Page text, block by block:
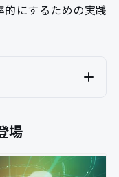
にするための実践
場